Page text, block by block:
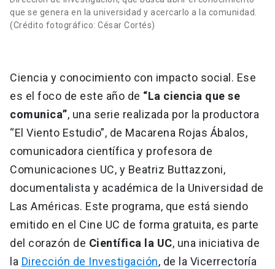
que se genera en la universidad y acercarlo a la comunidad.
(Crédito fotográfico: César Cortés)
Ciencia y conocimiento con impacto social. Ese
es el foco de este año de “La ciencia que se
comunica”, una serie realizada por la productora
“El Viento Estudio”, de Macarena Rojas Ábalos,
comunicadora científica y profesora de
Comunicaciones UC, y Beatriz Buttazzoni,
documentalista y académica de la Universidad de
Las Américas. Este programa, que está siendo
emitido en el Cine UC de forma gratuita, es parte
del corazón de Científica la UC, una iniciativa de
la Dirección de Investigación, de la Vicerrectoría